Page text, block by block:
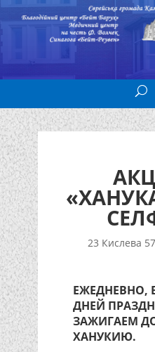
23 Кислева
ЕЖЕДНЕВНО,
ДНЕЙ
ЗАЖИГАЕМ
ХАНУКИЮ.